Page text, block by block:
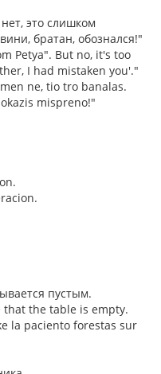
это слишком
братан, обознался!"
Petya". But no, it's too
I had mistaken you'."
ne, tio tro banalas.
mispreno!"
пустым.
that the table is empty.
la paciento forestas sur